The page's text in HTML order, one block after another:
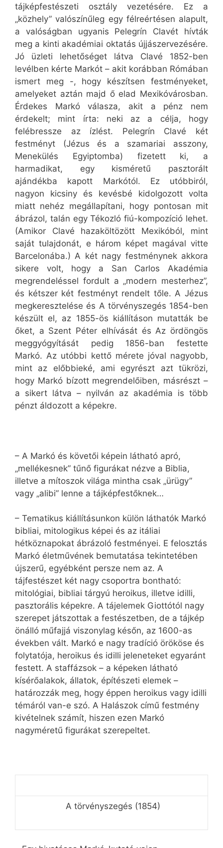
tájképfestészeti osztály vezetésére. Ez a
„közhely” valószínűleg egy félreértésen alapult,
a valóságban ugyanis Pelegrín Clavét hívták
meg a kinti akadémiai oktatás újjászervezésére.
Jó üzleti lehetőséget látva Clavé 1852-ben
levélben kérte Markót – akit korábban Rómában
ismert meg -, hogy készítsen festményeket,
amelyeket aztán majd ő elad Mexikóvárosban.
Érdekes Markó válasza, akit a pénz nem
érdekelt; mint írta: neki az a célja, hogy
felébressze az ízlést. Pelegrín Clavé két
festményt (Jézus és a szamariai asszony,
Menekülés Egyiptomba) fizetett ki, a
harmadikat, egy kisméretű pasztorált
ajándékba kapott Markótól. Ez utóbbiról,
nagyon kicsiny és kevésbé kidolgozott volta
miatt nehéz megállapítani, hogy pontosan mit
ábrázol, talán egy Tékozló fiú-kompozíció lehet.
(Amikor Clavé hazaköltözött Mexikóból, mint
saját tulajdonát, e három képet magával vitte
Barcelonába.) A két nagy festménynek akkora
sikere volt, hogy a San Carlos Akadémia
megrendeléssel fordult a „modern mesterhez”,
és kétszer két festményt rendelt tőle. A Jézus
megkeresztelése és A törvényszegés 1854-ben
készült el, az 1855-ös kiállításon mutatták be
őket, a Szent Péter elhívását és Az ördöngös
meggyógyítását pedig 1856-ban festette
Markó. Az utóbbi kettő mérete jóval nagyobb,
mint az előbbieké, ami egyrészt azt tükrözi,
hogy Markó bízott megrendelőiben, másrészt –
a sikert látva – nyilván az akadémia is több
pénzt áldozott a képekre.
– A Markó és követői képein látható apró,
„mellékesnek” tűnő figurákat nézve a Biblia,
illetve a mítoszok világa mintha csak „ürügy”
vagy „alibi” lenne a tájképfestőknek…
– Tematikus kiállításunkon külön láthatók Markó
bibliai, mitologikus képei és az itáliai
hétköznapokat ábrázoló festményei. E felosztás
Markó életművének bemutatása tekintetében
újszerű, egyébként persze nem az. A
tájfestészet két nagy csoportra bontható:
mitológiai, bibliai tárgyú heroikus, illetve idilli,
pasztorális képekre. A tájelemek Giottótól nagy
szerepet játszottak a festészetben, de a tájkép
önálló műfajjá viszonylag későn, az 1600-as
években vált. Markó e nagy tradíció örököse és
folytatója, heroikus és idilli jeleneteket egyaránt
festett. A staffázsok – a képeken látható
kísérőalakok, állatok, építészeti elemek –
határozzák meg, hogy éppen heroikus vagy idilli
témáról van-e szó. A Halászok című festmény
kivételnek számít, hiszen ezen Markó
nagyméretű figurákat szerepeltet.
A törvényszegés (1854)